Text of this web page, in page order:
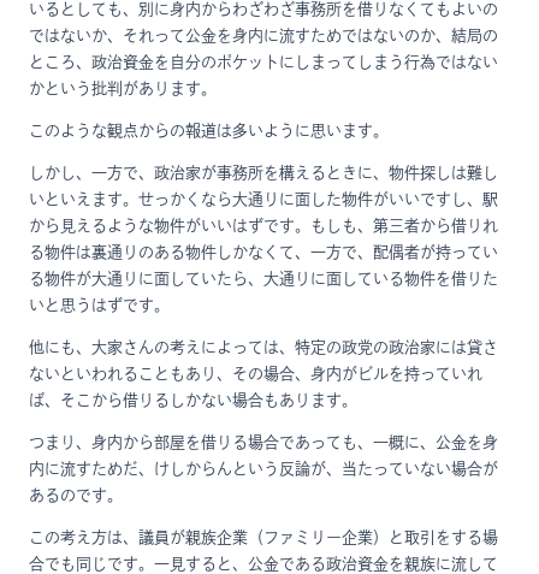
いるとしても、別に身内からわざわざ事務所を借りなくてもよいの
ではないか、それって公金を身内に流すためではないのか、結局の
ところ、政治資金を自分のポケットにしまってしまう行為ではない
かという批判があります。
このような観点からの報道は多いように思います。
しかし、一方で、政治家が事務所を構えるときに、物件探しは難し
いといえます。せっかくなら大通りに面した物件がいいですし、駅
から見えるような物件がいいはずです。もしも、第三者から借りれ
る物件は裏通りのある物件しかなくて、一方で、配偶者が持ってい
る物件が大通りに面していたら、大通りに面している物件を借りた
いと思うはずです。
他にも、大家さんの考えによっては、特定の政党の政治家には貸さ
ないといわれることもあり、その場合、身内がビルを持っていれ
ば、そこから借りるしかない場合もあります。
つまり、身内から部屋を借りる場合であっても、一概に、公金を身
内に流すためだ、けしからんという反論が、当たっていない場合が
あるのです。
この考え方は、議員が親族企業（ファミリー企業）と取引をする場
合でも同じです。一見すると、公金である政治資金を親族に流して